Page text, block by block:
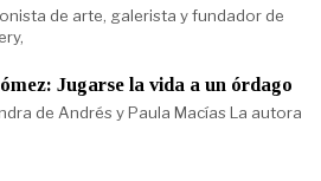
de arte, galerista y fundador de
Jugarse la vida a un órdago
de Andrés y Paula Macías La autora